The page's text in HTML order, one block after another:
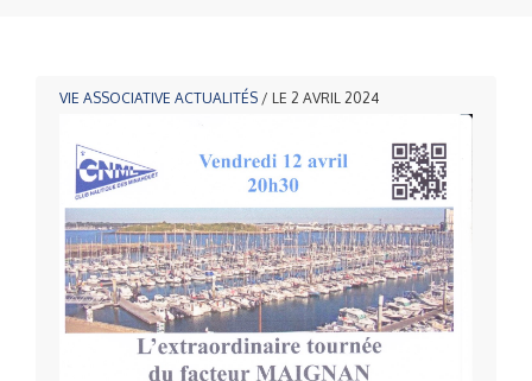
VIE ASSOCIATIVE ACTUALITÉS / LE 2 AVRIL 2024